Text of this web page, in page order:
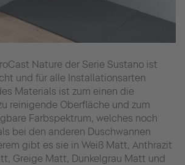
Nature der Serie Sustano ist
und für alle Installationsarten
Materials ist zum einen die
reinigende Oberfläche und zum
Farbspektrum, welches noch
bei den anderen Duschwannen
gibt es sie in Weiß Matt, Anthrazit
Greige Matt, Dunkelgrau Matt und